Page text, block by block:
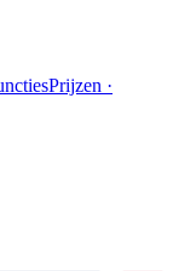
Prijzen ·